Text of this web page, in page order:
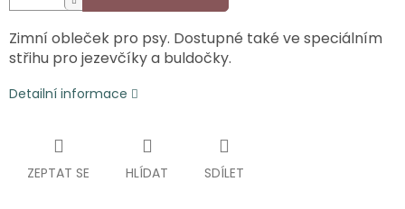
Zimní obleček pro psy. Dostupné také ve speciálním
střihu pro jezevčíky a buldočky.
Detailní informace
ZEPTAT SE HLÍDAT SDÍLET